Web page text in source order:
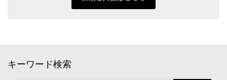
キーワード検索